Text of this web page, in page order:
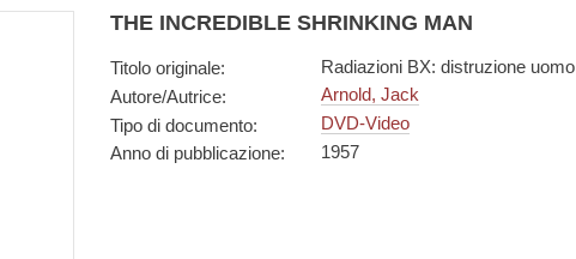
THE INCREDIBLE SHRINKING MAN
Titolo originale:
Radiazioni BX: distruzione uomo
Autore/Autrice:
Arnold, Jack
Tipo di documento:
DVD-Video
Anno di pubblicazione: 1957